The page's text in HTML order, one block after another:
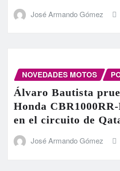
José Armando Gómez
NOVEDADES MOTOS
Álvaro Bautista
Honda
en el circuito de
José Armando Gómez